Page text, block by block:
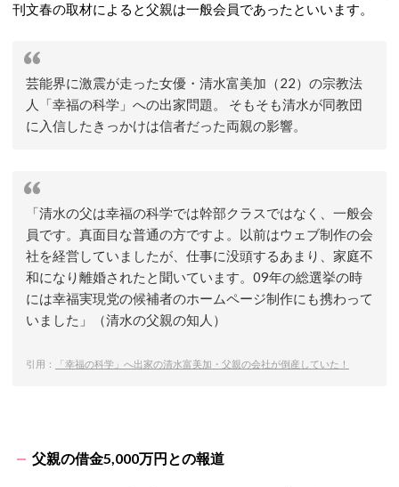
刊文春の取材によると父親は一般会員であったといいます。
芸能界に激震が走った女優・清水富美加（22）の宗教法
人「幸福の科学」への出家問題。 そもそも清水が同教団
に入信したきっかけは信者だった両親の影響。
「清水の父は幸福の科学では幹部クラスではなく、一般会
員です。真面目な普通の方ですよ。以前はウェブ制作の会
社を経営していましたが、仕事に没頭するあまり、家庭不
和になり離婚されたと聞いています。09年の総選挙の時
には幸福実現党の候補者のホームページ制作にも携わって
いました」（清水の父親の知人）
引用： 「幸福の科学」へ出家の清水富美加・父親の会社が倒産していた！
父親の借金5,000万円との報道